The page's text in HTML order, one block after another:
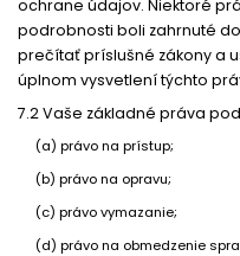
ochrane údajov. Niektoré
podrobnosti boli zahrnuté
prečítať príslušné zákony a
úplnom vysvetlení týchto
7.2 Vaše základné práva
(a) právo na prístup;
(b) právo na opravu;
(c) právo vymazanie;
(d) právo na obmedzenie